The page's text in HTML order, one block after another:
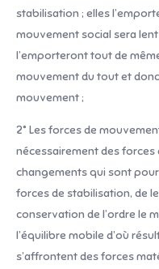
stabilisation ; elles
mouvement social sera
l’emporteront tout de
mouvement du tout et
mouvement ;
2° Les forces de
nécessairement des forces
changements qui sont
forces de stabilisation, de
conservation de l’ordre le
l’équilibre mobile d’où
s’affrontent des forces